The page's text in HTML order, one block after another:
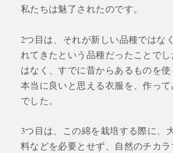
私たちは魅了されたのです。
2つ目は、それが新しい品種ではな
れてきたという品種だったことで
はなく、すでに昔からあるものを
本当に良いと思える衣服を、作っ
でした。
3つ目は、この綿を栽培する際に、
料などを必要とせず、自然のチカ